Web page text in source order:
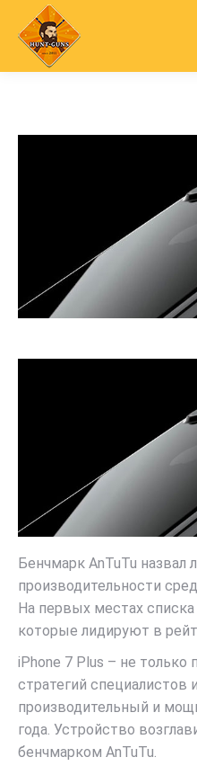
Бенчмарк AnTuTu назвал
производительности
На первых местах
которые лидируют в
iPhone 7 Plus – не
стратегий
производительный и
года. Устройство
бенчмарком AnTuTu.